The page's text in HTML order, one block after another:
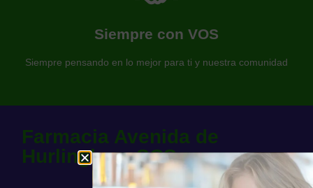
Siempre con VOS
Siempre pensando en lo mejor para ti y nuestra comunidad
Farmacia Avenida
Somos una farmacia al servicio de nuestra comunidad
Farmacia Avenida de
Hurlingham SCS